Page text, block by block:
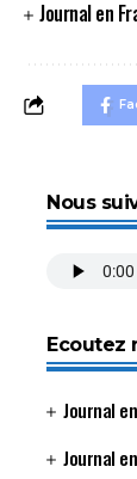
Journal en
Nous
Ecoutez
Journal
Journal